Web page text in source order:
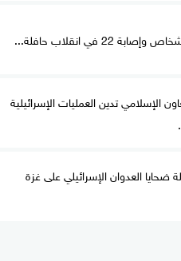
الإسلامي تدين العمليات الإسرائيلية
ضحايا العدوان الإسرائيلي على غزة